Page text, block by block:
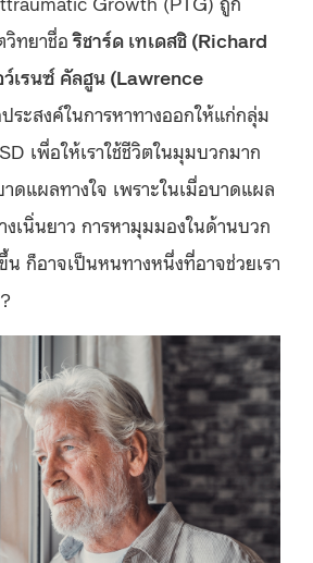
ทยาชื่อริชาร์ด เทเดสชิ (Richard
ว์เรนซ์ คัลฮูน (Lawrence
ระสงค์ในการหาทางออกให้แก่กลุ่ม
เพื่อให้เราใช้ชีวิตในมุมบวกมาก
ดแผลทางใจ เพราะในเมื่อบาดแผล
งเนิ่นยาว การหามุมมองในด้านบวก
ก็อาจเป็นหนทางหนึ่งที่อาจช่วยเรา